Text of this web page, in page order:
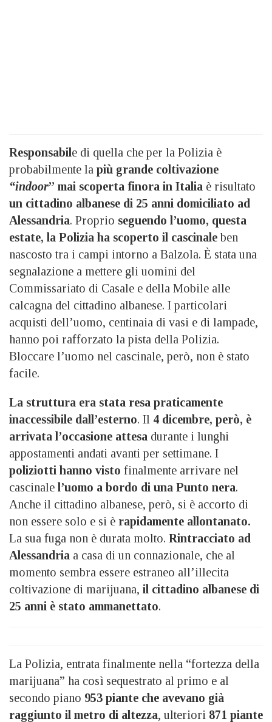
Responsabil e di quella che per la Polizia è
probabilmente la più grande coltivazione
“indoor” mai scoperta finora in Italia è risultato
un cittadino albanese di 25 anni domiciliato ad
Alessandria. Proprio seguendo l’uomo, questa
estate, la Polizia ha scoperto il cascinaleben
nascosto tra i campi intorno a Balzola. È stata una
segnalazione a mettere gli uomini del
Commissariato di Casale e della Mobile alle
calcagna del cittadino albanese. I particolari
acquisti dell’uomo, centinaia di vasi e di lampade,
hanno poi rafforzato la pista della Polizia.
Bloccare l’uomo nel cascinale, però, non è stato
facile.
La struttura era stata resa praticamente
inaccessibile dall’esterno. Il 4 dicembre, però, è
arrivata l’occasione attesa durante i lunghi
appostamenti andati avanti per settimane. I
poliziotti hanno visto finalmente arrivare nel
cascinale l’uomo a bordo di una Punto nera.
Anche il cittadino albanese, però, si è accorto di
non essere solo e si è rapidamente allontanato.
La sua fuga non è durata molto. Rintracciato ad
Alessandria a casa di un connazionale, che al
momento sembra essere estraneo all’illecita
coltivazione di marijuana, il cittadino albanese di
25 anni è stato ammanettato.
La Polizia, entrata finalmente nella “fortezza della
marijuana” ha così sequestrato al primo e al
secondo piano 953 piante che avevano già
raggiunto il metro di altezza, ulteriori 871 piante